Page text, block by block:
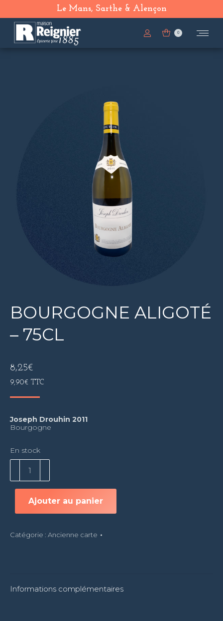
Le Mans, Sarthe & Alençon
0
BOURGOGNE ALIGOTÉ
– 75CL
8,25€
9,90€ TTC
Joseph Drouhin 2011
Bourgogne
En stock
AligotéAjouter au panier
Catégorie : Ancienne carte
Informations complémentaires